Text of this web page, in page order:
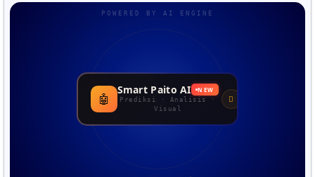
POWERED BY AI ENGINE
🤖
Smart Paito AI NEW
Prediksi · Analisis ·
Visual